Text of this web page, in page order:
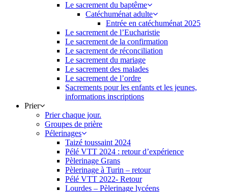
Le sacrement du baptême
Catéchuménat adulte
Entrée en catéchuménat 2025
Le sacrement de l’Eucharistie
Le sacrement de la confirmation
Le sacrement de réconciliation
Le sacrement du mariage
Le sacrement des malades
Le sacrement de l’ordre
Sacrements pour les enfants et les jeunes,
informations inscriptions
Prier
Prier chaque jour.
Groupes de prière
Pélerinages
Taizé toussaint 2024
Pélé VTT 2024 : retour d’expérience
Pèlerinage Grans
Pèlerinage à Turin – retour
Pélé VTT 2022- Retour
Lourdes – Pèlerinage lycéens